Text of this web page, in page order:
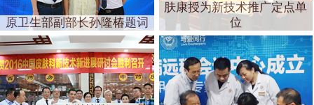
原卫生部副部长孙隆椿题词
肤康授为新技术推广定点单
位